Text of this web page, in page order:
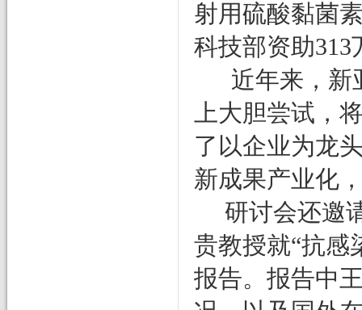
射用硫酸黏菌
科技部资助313
近年来，新
上大胆尝试，
了以企业为龙
新成果产业化
研讨会还邀
贵教授就“抗感
报告。报告中